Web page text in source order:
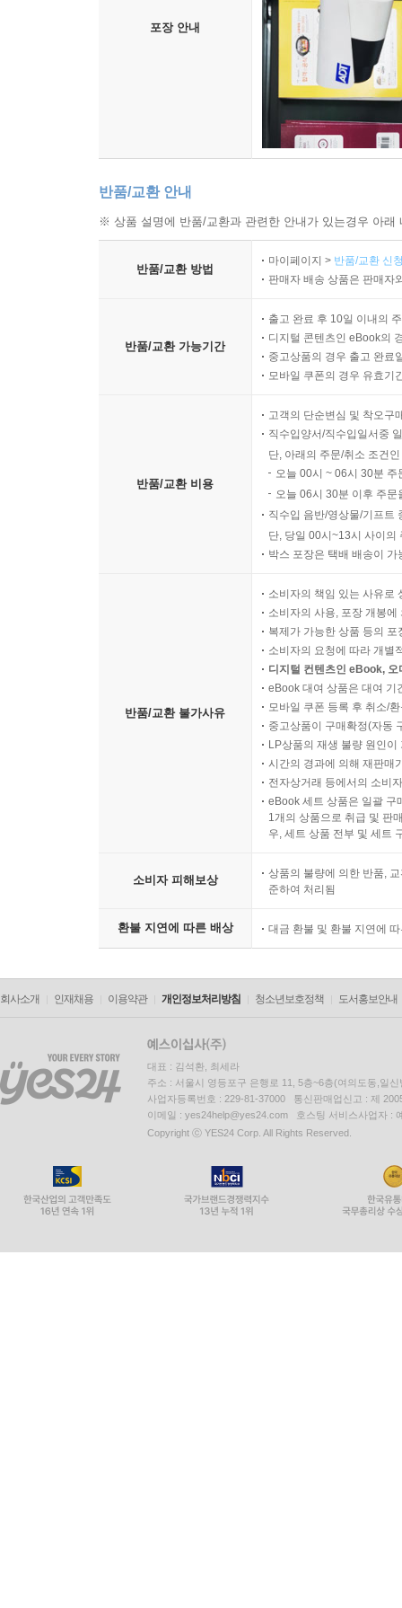
포장 안내
반품/교환 안내
※ 상품 설명에 반품/교환과 관련한 안내가 있는경우 아
반품/교환 방법
마이페이지 > 반품/교환 신
판매자 배송 상품은 판매자
반품/교환 가능기간
출고 완료 후 10일 이내의
디지털 콘텐츠인 eBook의
중고상품의 경우 출고 완료
모바일 쿠폰의 경우 유효기
반품/교환 비용
고객의 단순변심 및 착오구
직수입양서/직수입일서중
단, 아래의 주문/취소 조건
오늘 00시 ~ 06시 30분
오늘 06시 30분 이후 주
직수입 음반/영상물/기프트
단, 당일 00시~13시 사이의
박스 포장은 택배 배송이
반품/교환 불가사유
소비자의 책임 있는 사유로
소비자의 사용, 포장 개봉
복제가 가능한 상품 등의
소비자의 요청에 따라 개별
디지털 컨텐츠인 eBook,
eBook 대여 상품은 대여 기
모바일 쿠폰 등록 후 취소/
중고상품이 구매확정(자동
LP상품의 재생 불량 원인
시간의 경과에 의해 재판매
전자상거래 등에서의 소비
eBook 세트 상품은 일괄 구
1개의 상품으로 취급 및 판
우, 세트 상품 전부 및 세트
소비자 피해보상
상품의 불량에 의한 반품,
준하여 처리됨
환불 지연에 따른 배상 대금 환불 및 환불 지연에
회사소개 인재채용 이용약관 개인정보처리방침 청소년보호정책 도서홍보안내
대표 : 김석환, 최세라
주소 : 서울시 영등포구 은행로 11, 5층~6층(여의도동,일신
사업자등록번호 : 229-81-37000 통신판매업신고 : 제
이메일 : yes24help@yes24.com 호스팅 서비스사업자 :
Copyright ⓒ YES24 Corp. All Rights Reserved.